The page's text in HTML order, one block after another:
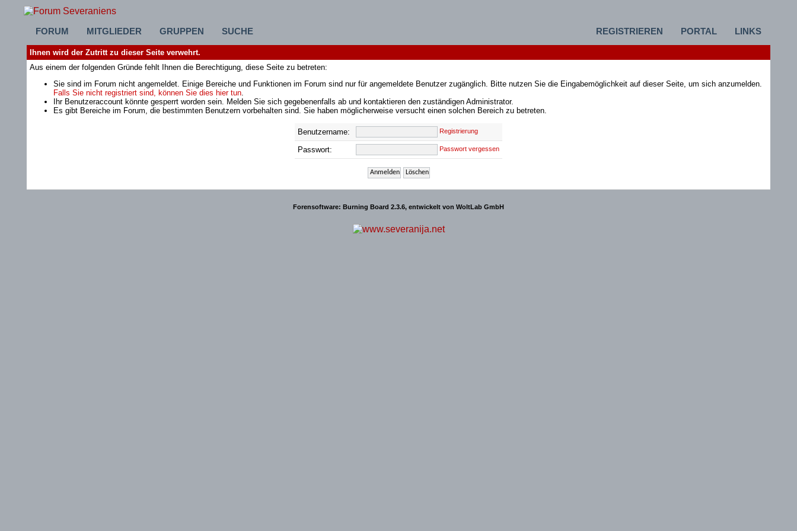
FORUM MITGLIEDER GRUPPEN SUCHE REGISTRIEREN PORTAL LINKS
Ihnen wird der Zutritt zu dieser Seite verwehrt.
Aus einem der folgenden Gründe fehlt Ihnen die Berechtigung, diese Seite zu betreten:
Sie sind im Forum nicht angemeldet. Einige Bereiche und Funktionen im Forum sind nur für angemeldete Benutzer zugänglich. Bitte nutzen Sie die Eingabemöglichkeit auf dieser Seite, um sich anzumelden.
Falls Sie nicht registriert sind, können Sie dies hier tun.
Ihr Benutzeraccount könnte gesperrt worden sein. Melden Sie sich gegebenenfalls ab und kontaktieren den zuständigen Administrator.
Es gibt Bereiche im Forum, die bestimmten Benutzern vorbehalten sind. Sie haben möglicherweise versucht einen solchen Bereich zu betreten.
Benutzername: Registrierung
Passwort: Passwort vergessen
Forensoftware: Burning Board 2.3.6, entwickelt von WoltLab GmbH